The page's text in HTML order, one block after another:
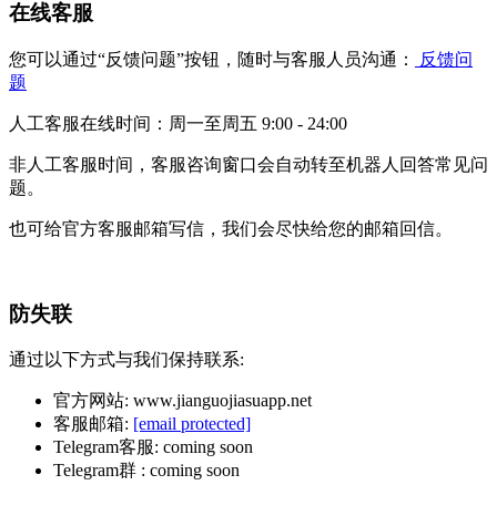
在线客服
您可以通过“反馈问题”按钮，随时与客服人员沟通：
反馈问
题
人工客服在线时间：周一至周五 9:00 - 24:00
非人工客服时间，客服咨询窗口会自动转至机器人回答常见问
题。
也可给官方客服邮箱写信，我们会尽快给您的邮箱回信。
防失联
通过以下方式与我们保持联系:
官方网站: www.jianguojiasuapp.net
客服邮箱: [email protected]
Telegram客服: coming soon
Telegram群 : coming soon